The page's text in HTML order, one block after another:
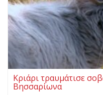
Κριάρι τραυμάτισε
Βησσαρίωνα